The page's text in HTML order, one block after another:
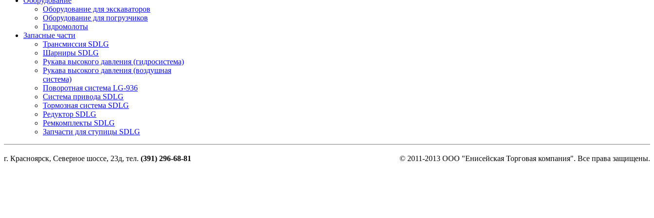
Оборудование для экскаваторов
Оборудование для погрузчиков
Гидромолоты
Запасные части
Трансмиссия SDLG
Шарниры SDLG
Рукава высокого давления (гидросистема)
Рукава высокого давления (воздушная
система)
Поворотная система LG-936
Система привода SDLG
Тормозная система SDLG
Редуктор SDLG
Ремкомплекты SDLG
Запчасти для ступицы SDLG
г. Красноярск, Северное шоссе, 23д, тел. (391) 296-68-81 © 2011-2013 ООО "Енисейская Торговая компания". Все права защищены.